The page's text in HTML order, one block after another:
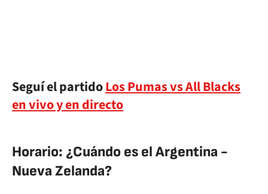
Seguí el partidoLos Pumas vs All Blacks
en vivo y en directo
Horario: ¿Cuándo es el Argentina -
Nueva Zelanda?